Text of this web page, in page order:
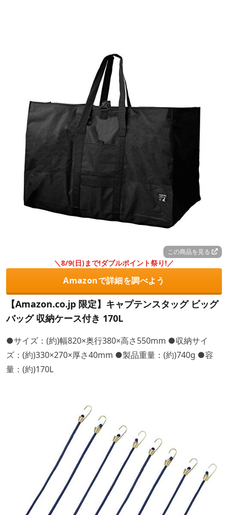
この商品を見る
＼8/9(日)まで!ダブルポイント祭り!／
Amazonで詳細を調べよう
【Amazon.co.jp 限定】キャプテンスタッグ ビッグ
バッグ 収納ケース付き 170L
●サイズ：(約)幅820×奥行380×高さ550mm ●収納サイ
ズ：(約)330×270×厚さ40mm ●製品重量：(約)740g ●容
量：(約)170L